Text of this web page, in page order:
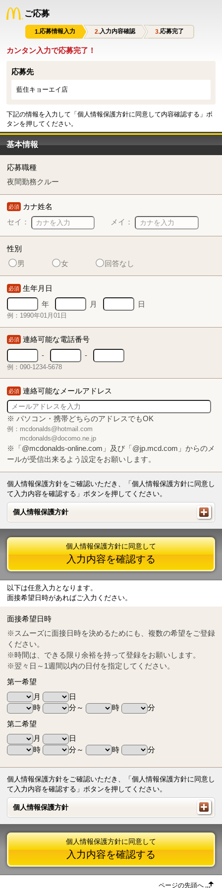
ご応募
応募情報入力 入力内容確認 応募完了
カンタン入力で応募完了！
応募先
藍住キョーエイ店
下記の情報を入力して「個人情報保護方針に同意して内容確認する」ボ
タンを押してください。
基本情報
応募職種
夜間勤務クルー
必須 カナ姓名
セイ：
メイ：
性別
男
女 回答なし
必須 生年月日
年
月 日
例：1990年01月01日
必須 連絡可能な電話番号
-
-
例：090-1234-5678
必須 連絡可能なメールアドレス
※ パソコン・携帯どちらのアドレスでもOK
例：mcdonalds@hotmail.com
mcdonalds@docomo.ne.jp
※「@mcdonalds-online.com」及び「@jp.mcd.com」からのメ
ールが受信出来るよう設定をお願いします。
個人情報保護方針をご確認いただき、「個人情報保護方針に同意し
て入力内容を確認する」ボタンを押してください。
個人情報保護方針
個人情報保護方針
Tel
0570-55-0314
個人情報保護方針に同意して
入力内容を確認する
以下は任意入力となります。
面接希望日時があればご入力ください。
面接希望日時
※スムーズに面接日時を決めるためにも、複数の希望をご登録
ください。
※時間は、できる限り余裕を持って登録をお願いします。
※翌々日～1週間以内の日付を指定してください。
第一希望
月
日
時
分～ 時
分
第二希望
月
日
時
分～ 時 分
個人情報保護方針をご確認いただき、「個人情報保護方針に同意し
て入力内容を確認する」ボタンを押してください。
個人情報保護方針
個人情報保護方針
個人情報保護方針に同意して
入力内容を確認する
ページの先頭へ